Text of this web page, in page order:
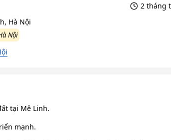
2 tháng
Hà Nội
Nội
tại Mê Linh.
mạnh.